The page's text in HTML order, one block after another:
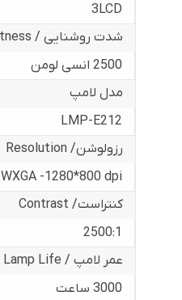
3LCD
شدت روشنایی / Brightness
2500 انسی لومن
مدل لامپ
LMP-E212
رزولوشن/ Resolution
WXGA -1280*800 dpi
کنتراست/ Contrast
2500:1
عمر لامپ / Lamp Life
3000 ساعت